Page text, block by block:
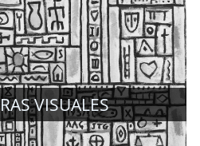
VISUALES